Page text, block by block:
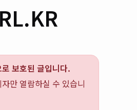
보호된 글입니다.
만 열람하실 수 있습니